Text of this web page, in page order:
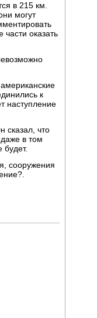
в 215 км.
могут
оказать
к
наступление
сказал, что
в том
будет.
сооружения